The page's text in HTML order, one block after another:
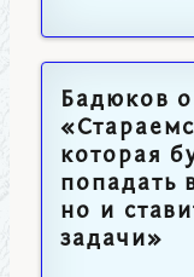
Бадюков
которая
попадать
но и
задачи»